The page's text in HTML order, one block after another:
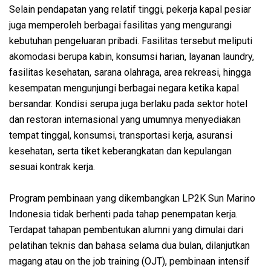
Selain pendapatan yang relatif tinggi, pekerja kapal pesiar
juga memperoleh berbagai fasilitas yang mengurangi
kebutuhan pengeluaran pribadi. Fasilitas tersebut meliputi
akomodasi berupa kabin, konsumsi harian, layanan laundry,
fasilitas kesehatan, sarana olahraga, area rekreasi, hingga
kesempatan mengunjungi berbagai negara ketika kapal
bersandar. Kondisi serupa juga berlaku pada sektor hotel
dan restoran internasional yang umumnya menyediakan
tempat tinggal, konsumsi, transportasi kerja, asuransi
kesehatan, serta tiket keberangkatan dan kepulangan
sesuai kontrak kerja.
Program pembinaan yang dikembangkan LP2K Sun Marino
Indonesia tidak berhenti pada tahap penempatan kerja.
Terdapat tahapan pembentukan alumni yang dimulai dari
pelatihan teknis dan bahasa selama dua bulan, dilanjutkan
magang atau on the job training (OJT), pembinaan intensif